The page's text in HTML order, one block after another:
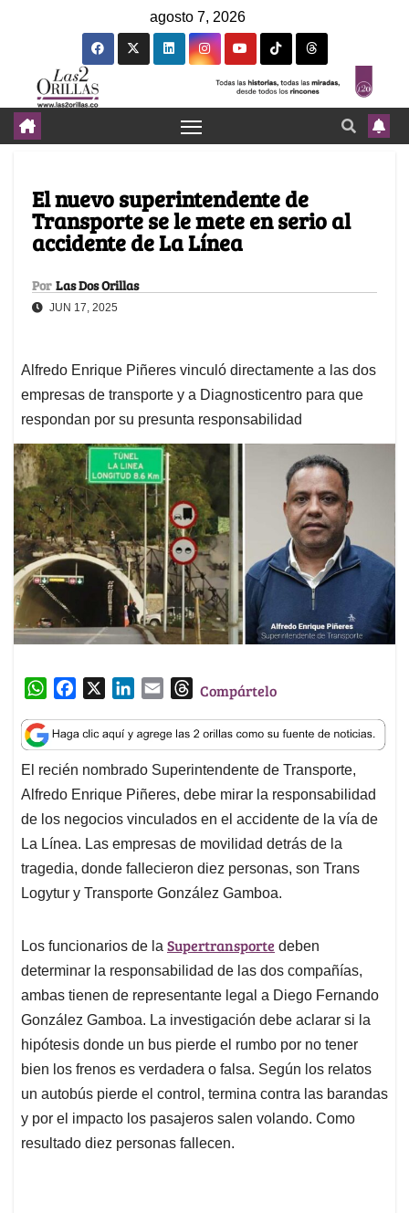
agosto 7, 2026
El nuevo superintendente de
Transporte se le mete en serio al
accidente de La Línea
Por Las Dos Orillas
JUN 17, 2025
Alfredo Enrique Piñeres vinculó directamente a las dos
empresas de transporte y a Diagnosticentro para que
respondan por su presunta responsabilidad
W
a
t
s
A
p
p
c
e
b
o
o
k
n
k
e
d
I
n
a
i
l
T
r
e
a
d
s
Compártelo
El recién nombrado Superintendente de Transporte,
Alfredo Enrique Piñeres, debe mirar la responsabilidad
de los negocios vinculados en el accidente de la vía de
La Línea. Las empresas de movilidad detrás de la
tragedia, donde fallecieron diez personas, son Trans
Logytur y Transporte González Gamboa.
Los funcionarios de la Supertransporte deben
determinar la responsabilidad de las dos compañías,
ambas tienen de representante legal a Diego Fernando
González Gamboa. La investigación debe aclarar si la
hipótesis donde un bus pierde el rumbo por no tener
bien los frenos es verdadera o falsa. Según los relatos
un autobús pierde el control, termina contra las barandas
y por el impacto los pasajeros salen volando. Como
resultado diez personas fallecen.